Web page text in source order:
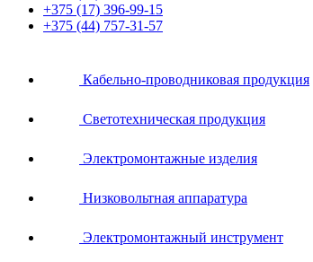
+375 (17) 396-99-15
+375 (44) 757-31-57
Кабельно-проводниковая продукция
Светотехническая продукция
Электромонтажные изделия
Низковольтная аппаратура
Электромонтажный инструмент